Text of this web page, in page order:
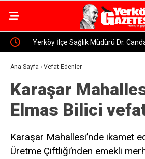
İşçi Yerköy İlçe Sağlık Müdürü Dr. Candaş
Emzirme Haftası Mesajı: “Bir Damla
Ömür Sağlık”
Ana Sayfa › Vefat Edenler
Karaşar
Elmas Bilici
Karaşar Mahallesi’nde ikamet
Üretme Çiftliği’nden emekli